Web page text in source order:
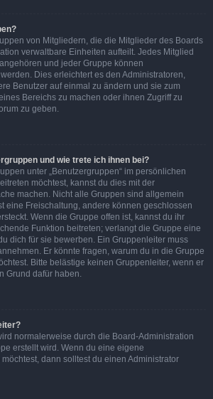
von Mitgliedern, die die Mitglieder des Boards
verwaltbare Einheiten aufteilt. Jedes Mitglied
und jeder Gruppe können
Dies erleichtert es den Administratoren,
Benutzer auf einmal zu ändern und sie zum
Bereichs zu machen oder ihnen Zugriff zu
zu geben.
und wie trete ich ihnen bei?
unter „Benutzergruppen“ im persönlichen
möchtest, kannst du dies mit der
machen. Nicht alle Gruppen sind allgemein
eine Freischaltung, andere können geschlossen
Wenn die Gruppe offen ist, kannst du ihr
Funktion beitreten; verlangt die Gruppe eine
dich für sie bewerben. Ein Gruppenleiter muss
Er könnte fragen, warum du in die Gruppe
Bitte belästige keinen Gruppenleiter, wenn er
Grund dafür haben.
normalerweise durch die Board-Administration
erstellt wird. Wenn du eine eigene
dann solltest du einen Administrator